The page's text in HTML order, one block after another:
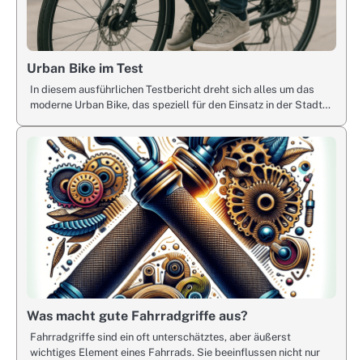
Urban Bike im Test
In diesem ausführlichen Testbericht dreht sich alles um das
moderne Urban Bike, das speziell für den Einsatz in der Stadt…
Was macht gute Fahrradgriffe aus?
Fahrradgriffe sind ein oft unterschätztes, aber äußerst
wichtiges Element eines Fahrrads. Sie beeinflussen nicht nur